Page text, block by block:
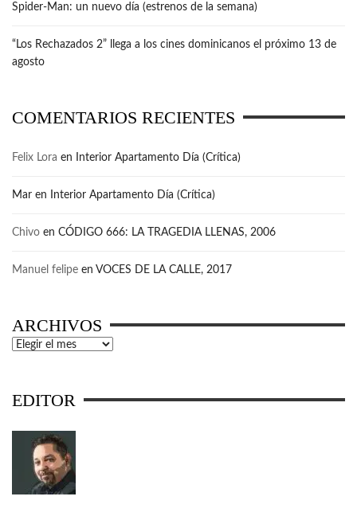
Spider-Man: un nuevo día (estrenos de la semana)
“Los Rechazados 2” llega a los cines dominicanos el próximo 13 de
agosto
COMENTARIOS RECIENTES
Felix Lora en Interior Apartamento Día (Crítica)
Mar en Interior Apartamento Día (Crítica)
Chivo en CÓDIGO 666: LA TRAGEDIA LLENAS, 2006
Manuel felipe en VOCES DE LA CALLE, 2017
ARCHIVOS
Archivos
EDITOR